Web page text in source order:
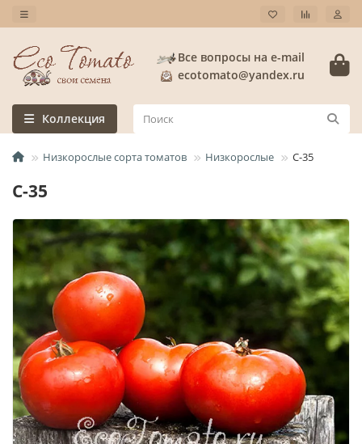
Все вопросы на e-mail
ecotomato@yandex.ru
Коллекция
Низкорослые сорта томатов Низкорослые С-35
С-35